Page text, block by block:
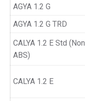
AGYA 1.2 G
AGYA 1.2 G TRD
CALYA 1.2 E Std (Non
ABS)
CALYA 1.2 E